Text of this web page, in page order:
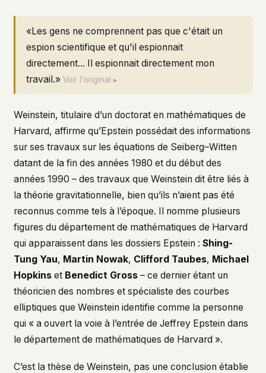
«Les gens ne comprennent pas que c'était un
espion scientifique et qu'il espionnait
directement... Il espionnait directement mon
travail.»Voir l'original ▸
Weinstein, titulaire d’un doctorat en mathématiques de
Harvard, affirme qu’Epstein possédait des informations
sur ses travaux sur les équations de Seiberg–Witten
datant de la fin des années 1980 et du début des
années 1990 – des travaux que Weinstein dit être liés à
la théorie gravitationnelle, bien qu’ils n’aient pas été
reconnus comme tels à l’époque. Il nomme plusieurs
figures du département de mathématiques de Harvard
qui apparaissent dans les dossiers Epstein : Shing-
Tung Yau, Martin Nowak, Clifford Taubes, Michael
Hopkinset Benedict Gross– ce dernier étant un
théoricien des nombres et spécialiste des courbes
elliptiques que Weinstein identifie comme la personne
qui « a ouvert la voie à l’entrée de Jeffrey Epstein dans
le département de mathématiques de Harvard ».
C’est la thèse de Weinstein, pas une conclusion établie